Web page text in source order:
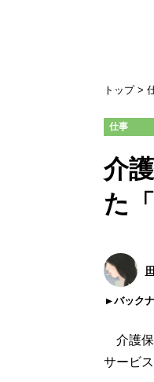
トップ
仕事
介
た
バック
介護保
サービ